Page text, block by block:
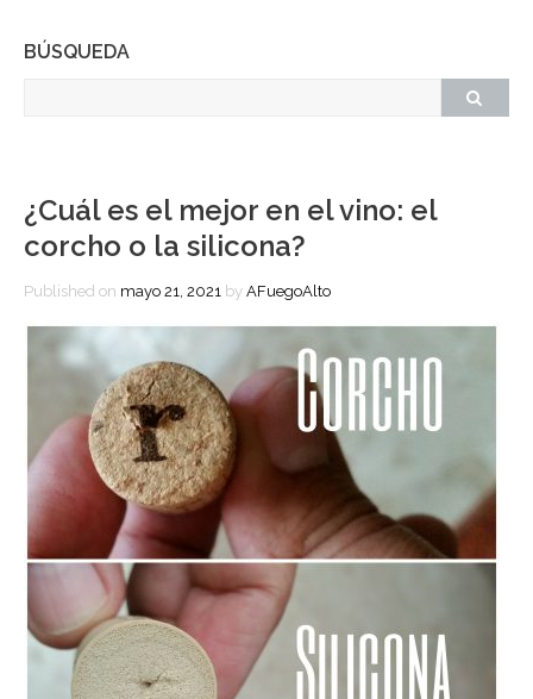
BÚSQUEDA
¿Cuál es el mejor en el vino: el
corcho o la silicona?
Published on mayo 21, 2021 by AFuegoAlto